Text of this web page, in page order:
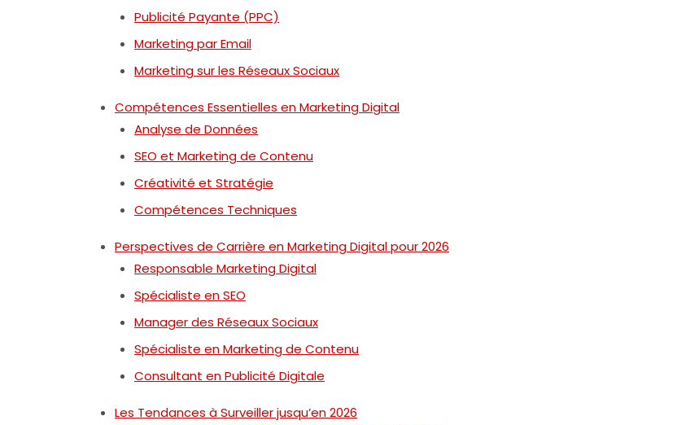
Publicité Payante (PPC)
Marketing par Email
Marketing sur les Réseaux Sociaux
Compétences Essentielles en Marketing Digital
Analyse de Données
SEO et Marketing de Contenu
Créativité et Stratégie
Compétences Techniques
Perspectives de Carrière en Marketing Digital pour 2026
Responsable Marketing Digital
Spécialiste en SEO
Manager des Réseaux Sociaux
Spécialiste en Marketing de Contenu
Consultant en Publicité Digitale
Les Tendances à Surveiller jusqu’en 2026